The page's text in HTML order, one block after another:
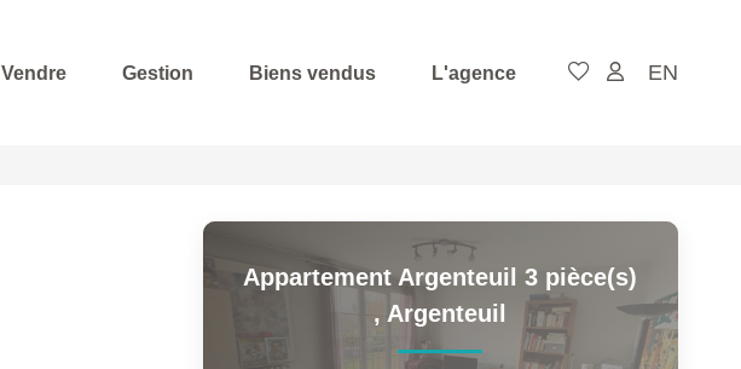
Vendre Gestion Biens vendus L'agence EN
Appartement Argenteuil 3 pièce(s)
, Argenteuil